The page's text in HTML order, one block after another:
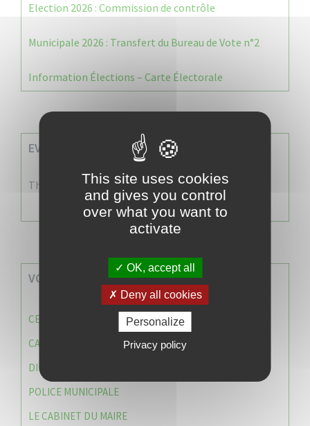
Election 2026 : Commission de contrôle
Municipale 2026 : Transfert du Bureau de Vote n°2
Information Élections – Carte Électorale
EVENEMENTS A VENIR
There are no events
VOS SERVICES MUNICIPAUX
CENTRE COMMUNAL D’ACTION SOCIALE (C.C.A.S)
CAISSE DES ÉCOLES
DIRECTION DES SERVICES TECHNIQUES
POLICE MUNICIPALE
LE CABINET DU MAIRE
This site uses cookies
and gives you control
over what you want to
activate
OK, accept all
Deny all cookies
Personalize
Privacy policy